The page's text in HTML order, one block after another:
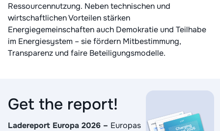
Ressourcennutzung. Neben technischen und
wirtschaftlichen Vorteilen stärken
Energiegemeinschaften auch Demokratie und Teilhabe
im Energiesystem – sie fördern Mitbestimmung,
Transparenz und faire Beteiligungsmodelle.
Get the report!
Ladereport Europa 2026 – Europas